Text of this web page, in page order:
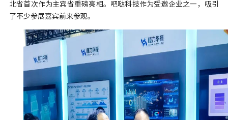
北省首次作为主宾省重磅亮相。吧哒科技作为受邀企业之一，吸引
了不少参展嘉宾前来参观。